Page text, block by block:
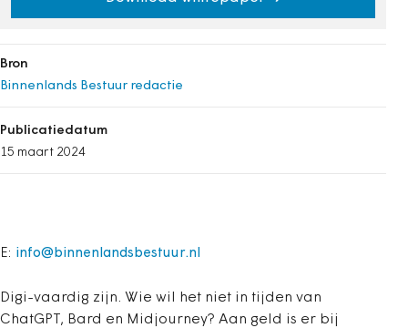
Digi-vaardig zijn. Wie wil het niet in tijden van
ChatGPT, Bard en Midjourney? Aan geld is er bij
Bron
Binnenlands Bestuur redactie
Publicatiedatum
15 maart 2024
E: info@binnenlandsbestuur.nl